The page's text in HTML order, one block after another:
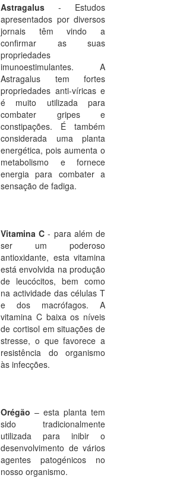
Astragalus - Estudos
apresentados por diversos
jornais têm vindo a
confirmar as suas
propriedades
imunoestimulantes. A
Astragalus tem fortes
propriedades anti-víricas e
é muito utilizada para
combater gripes e
constipações. É também
considerada uma planta
energética, pois aumenta o
metabolismo e fornece
energia para combater a
sensação de fadiga.
Vitamina C- para além de
ser um poderoso
antioxidante, esta vitamina
está envolvida na produção
de leucócitos, bem como
na actividade das células T
e dos macrófagos. A
vitamina C baixa os níveis
de cortisol em situações de
stresse, o que favorece a
resistência do organismo
às infecções.
Orégão – esta planta tem
sido tradicionalmente
utilizada para inibir o
desenvolvimento de vários
agentes patogénicos no
nosso organismo.